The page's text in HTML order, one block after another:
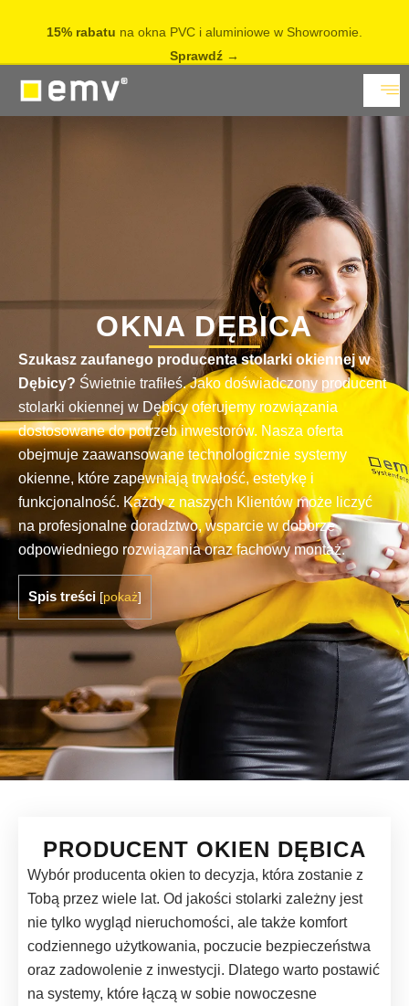
OKNA DĘBICA
Szukasz zaufanego producenta stolarki okiennej w
Dębicy? Świetnie trafiłeś. Jako doświadczony producent
stolarki okiennej w Dębicy oferujemy rozwiązania
dostosowane do potrzeb inwestorów. Nasza oferta
obejmuje zaawansowane technologicznie systemy
okienne, które zapewniają trwałość, estetykę i
funkcjonalność. Każdy z naszych Klientów może liczyć
na profesjonalne doradztwo, wsparcie w doborze
odpowiedniego rozwiązania oraz fachowy montaż.
Spis treści [pokaż]
PRODUCENT OKIEN DĘBICA
Wybór producenta okien to decyzja, która zostanie z
Tobą przez wiele lat. Od jakości stolarki zależny jest
nie tylko wygląd nieruchomości, ale także komfort
codziennego użytkowania, poczucie bezpieczeństwa
oraz zadowolenie z inwestycji. Dlatego warto postawić
na systemy, które łączą w sobie nowoczesne